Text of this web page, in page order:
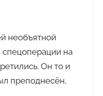
необъятной
спецоперации на
Он то и
преподнесён,